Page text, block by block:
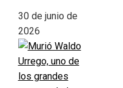
30 de junio de
2026